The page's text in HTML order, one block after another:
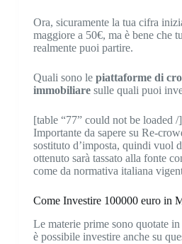
Ora, sicuramente la tua cifra
maggiore a 50€, ma è bene che
realmente puoi partire.
Quali sono le piattaforme di
immobiliaresulle quali puoi
[table “77” could not be loaded /]
Importante da sapere su Re-
sostituto d’imposta, quindi vuol
ottenuto sarà tassato alla fonte
come da normativa italiana
Come Investire 100000 euro in
Le materie prime sono quotate
è possibile investire anche su